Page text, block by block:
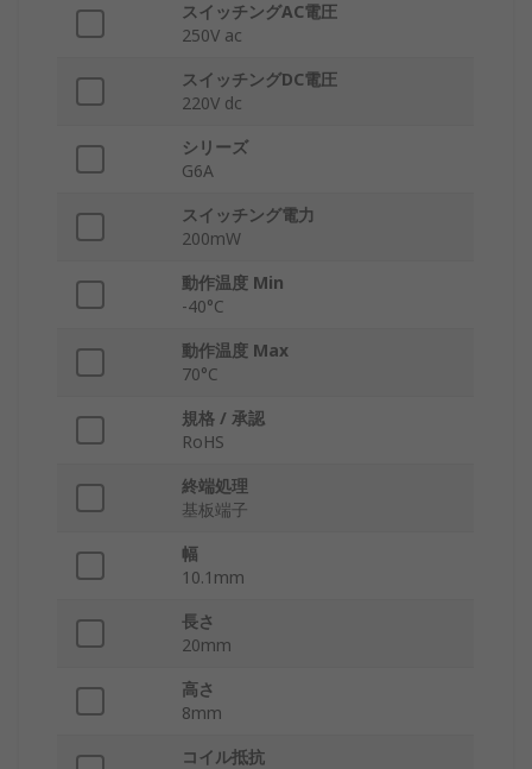
スイッチングAC電圧
250V ac
スイッチングDC電圧
220V dc
シリーズ
G6A
スイッチング電力
200mW
動作温度 Min
-40°C
動作温度 Max
70°C
規格 / 承認
RoHS
終端処理
基板端子
幅
10.1mm
長さ
20mm
高さ
8mm
コイル抵抗